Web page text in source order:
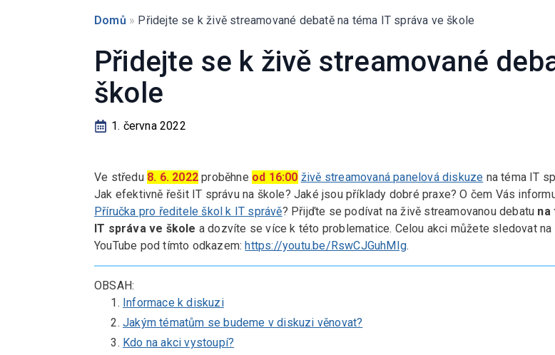
Domů » Přidejte se k živě streamované debatě na téma IT správa ve škole
Přidejte se k živě streamované
škole
1. června 2022
Ve středu 8. 6. 2022 proběhne od 16:00 živě streamovaná panelová diskuze na téma IT
Jak efektivně řešit IT správu na škole? Jaké jsou příklady dobré praxe? O čem Vás
Příručka pro ředitele škol k IT správě? Přijďte se podívat na živě streamovanou debatu na
IT správa ve škole a dozvíte se více k této problematice. Celou akci můžete sledovat na
YouTube pod tímto odkazem:https://youtu.be/RswCJGuhMIg.
OBSAH:
Informace k diskuzi
Jakým tématům se budeme v diskuzi věnovat?
Kdo na akci vystoupí?